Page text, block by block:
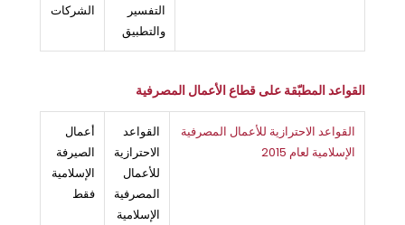
التفسير
والتطبيق
الشركات
القواعد المطبّقة على قطاع الأعمال المصرفية
القواعد الاحترازية للأعمال المصرفية
الإسلامية لعام 2015
القواعد
الاحترازية
للأعمال
المصرفية
الإسلامية
أعمال
الصيرفة
الإسلامية
فقط